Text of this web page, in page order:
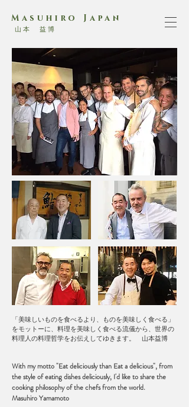
Masuhiro Japan
山本 益博
「美味しいものを食べるより、ものを美味しく食べる」
をモットーに、料理を美味しく食べる流儀から、世界の
料理人の料理哲学をお伝えしてゆきます。 山本益博
With my motto "Eat deliciously than Eat a delicious", from
the style of eating dishes deliciously, I'd like to share the
cooking philosophy of the chefs from the world.
Masuhiro Yamamoto